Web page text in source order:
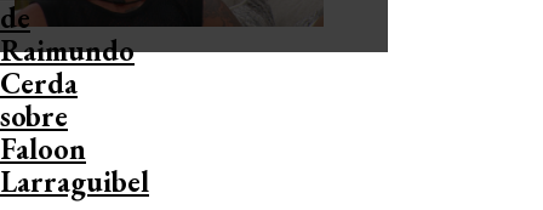
de
Raimundo
Cerda
sobre
Faloon
Larraguibel